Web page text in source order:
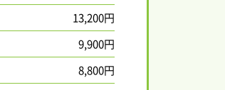
13,200円
9,900円
8,800円